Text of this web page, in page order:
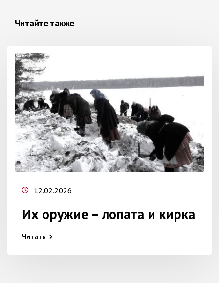
Читайте также
12.02.2026
Их оружие – лопата и кирка
Читать